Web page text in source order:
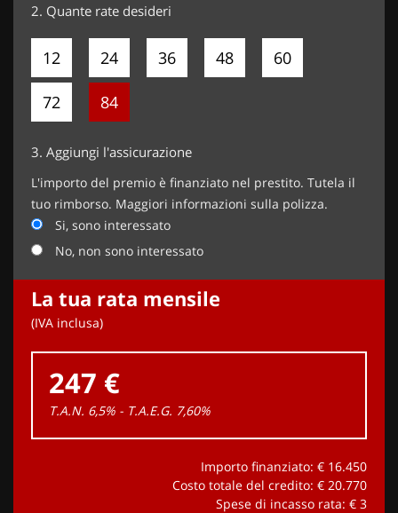
2. Quante rate desideri
12 24 36 48 60
72 84
3. Aggiungi l'assicurazione
L'importo del premio è finanziato nel prestito. Tutela il
tuo rimborso. Maggiori informazioni sulla polizza.
Si, sono interessato
No, non sono interessato
La tua rata mensile
(IVA inclusa)
247 €
T.A.N. 6,5% - T.A.E.G. 7,60%
Importo finanziato: € 16.450
Costo totale del credito: € 20.770
Spese di incasso rata: € 3